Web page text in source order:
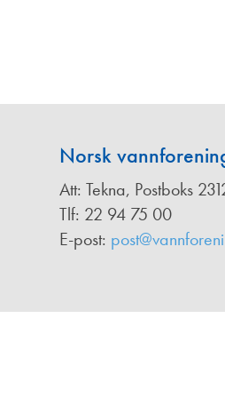
Norsk
Att: Tekna, Postboks
Tlf: 22 94 75 00
E-post: